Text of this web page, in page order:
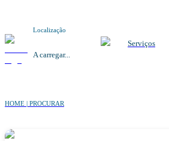
Localização
A carregar...
Serviços
HOME | PROCURAR